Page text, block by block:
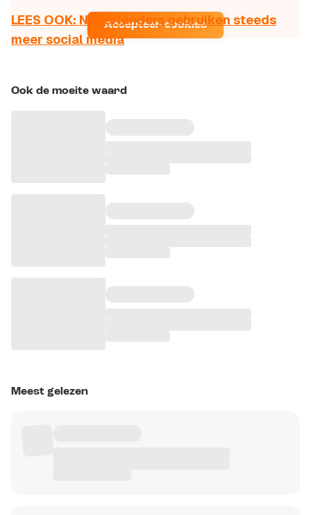
Accepteer cookies
LEES OOK: Nederlanders gebruiken steeds
meer social media
Ook de moeite waard
Meest gelezen